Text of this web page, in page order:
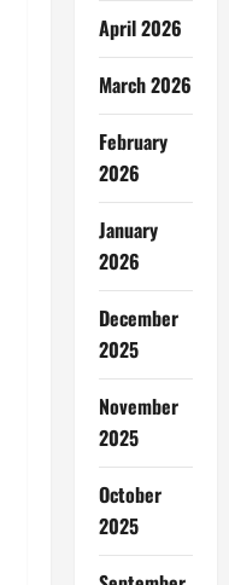
April 2026
March 2026
February
2026
January
2026
December
2025
November
2025
October
2025